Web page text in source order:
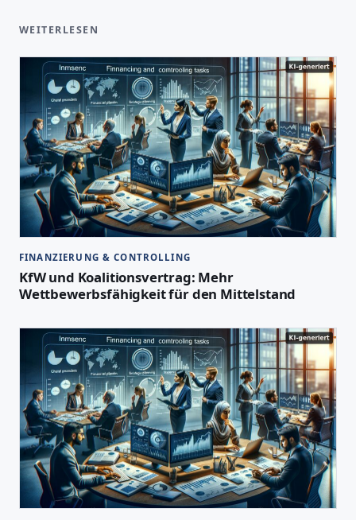
WEITERLESEN
FINANZIERUNG & CONTROLLING
KfW und Koalitionsvertrag: Mehr
Wettbewerbsfähigkeit für den Mittelstand